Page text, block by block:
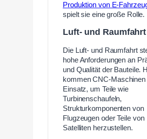
Produktion von E-
spielt sie eine große Rolle.
Luft- und Raumfahrt
Die Luft- und Raumfahrt
hohe Anforderungen an
und Qualität der Bauteile.
kommen CNC-
Einsatz, um Teile wie
Turbinenschaufeln,
Strukturkomponenten von
Flugzeugen oder Teile von
Satelliten herzustellen.